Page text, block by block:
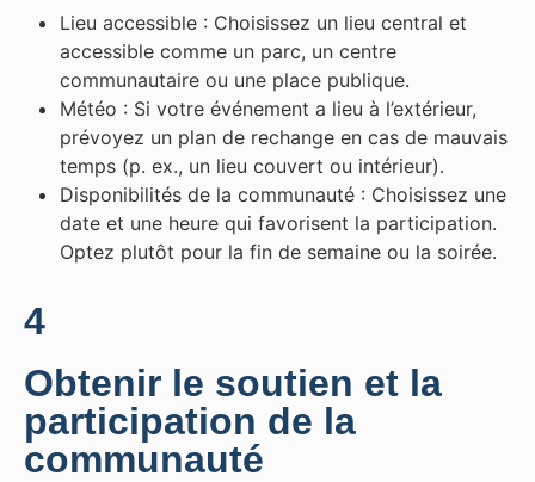
Lieu accessible : Choisissez un lieu central et
accessible comme un parc, un centre
communautaire ou une place publique.
Météo : Si votre événement a lieu à l’extérieur,
prévoyez un plan de rechange en cas de mauvais
temps (p. ex., un lieu couvert ou intérieur).
Disponibilités de la communauté : Choisissez une
date et une heure qui favorisent la participation.
Optez plutôt pour la fin de semaine ou la soirée.
4
Obtenir le soutien et la
participation de la
communauté